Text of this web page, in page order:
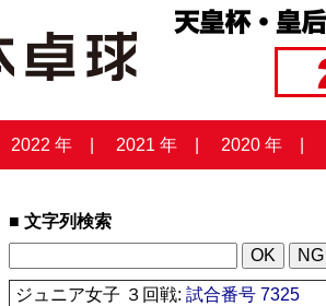
2022 年 2021 年 2020 年
文字列検索
ジュニア女子 ３回戦:試合番号 7325